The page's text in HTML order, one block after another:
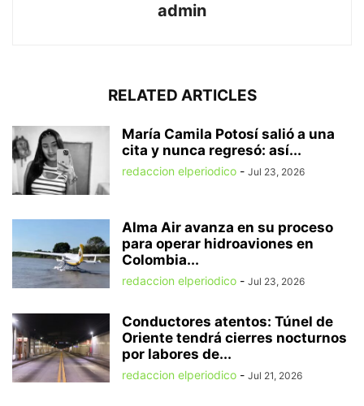
admin
RELATED ARTICLES
María Camila Potosí salió a una
cita y nunca regresó: así...
redaccion elperiodico - Jul 23, 2026
Alma Air avanza en su proceso
para operar hidroaviones en
Colombia...
redaccion elperiodico - Jul 23, 2026
Conductores atentos: Túnel de
Oriente tendrá cierres nocturnos
por labores de...
redaccion elperiodico - Jul 21, 2026